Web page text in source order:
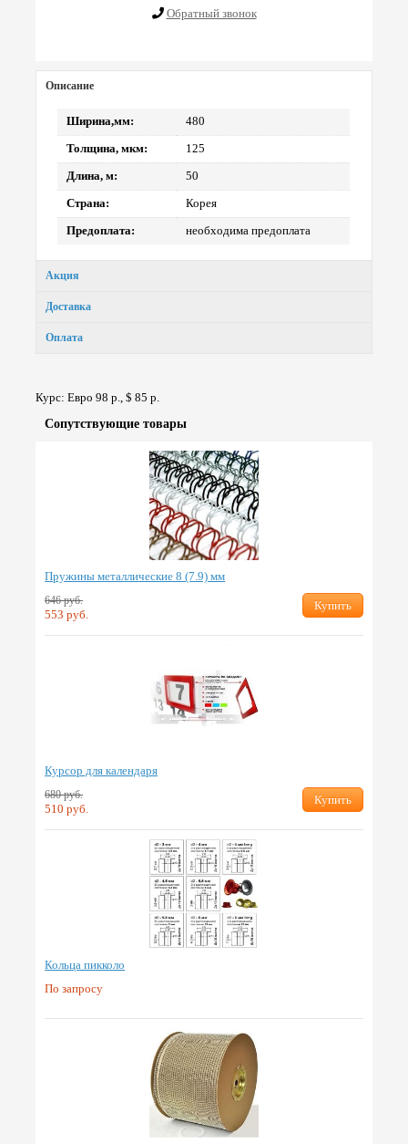
Обратный звонок
Описание
Ширина,мм: 480
Толщина, мкм: 125
Длина, м: 50
Страна: Корея
Предоплата: необходима предоплата
Акция
Доставка
Оплата
Курс: Евро 98 р., $ 85 р.
Сопут­ствую­щие товары
Пружины металлические 8 (7.9) мм
646 руб.
553 руб.
Купить
Курсор для календаря
680 руб.
510 руб.
Купить
Кольца пикколо
По запросу